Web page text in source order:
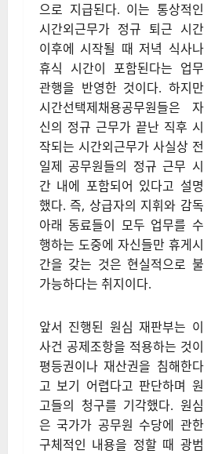
으로 지급된다. 이는 통상적인
시간외근무가 정규 퇴근 시간
이후에 시작될 때 저녁 식사나
휴식 시간이 포함된다는 업무
관행을 반영한 것이다. 하지만
시간선택제채용공무원들은 자
신의 정규 근무가 끝난 직후 시
작되는 시간외근무가 사실상 전
일제 공무원들의 정규 근무 시
간 내에 포함되어 있다고 설명
했다. 즉, 상급자의 지휘와 감독
아래 동료들이 모두 업무를 수
행하는 도중에 자신들만 휴게시
간을 갖는 것은 현실적으로 불
가능하다는 취지이다.
앞서 진행된 원심 재판부는 이
사건 공제조항을 적용하는 것이
평등권이나 재산권을 침해한다
고 보기 어렵다고 판단하며 원
고들의 청구를 기각했다. 원심
은 국가가 공무원 수당에 관한
구체적인 내용을 정할 때 광범